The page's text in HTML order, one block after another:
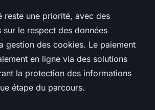
reste une priorité, avec des
le respect des données
gestion des cookies. Le paiement
en ligne via des solutions
la protection des informations
étape du parcours.